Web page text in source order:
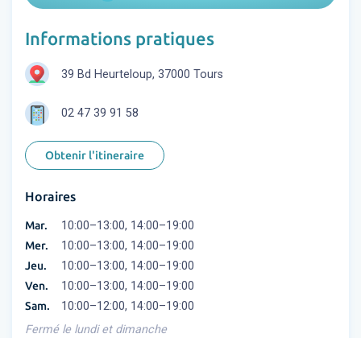
Informations pratiques
39 Bd Heurteloup, 37000 Tours
02 47 39 91 58
Obtenir l'itineraire
Horaires
Mar. 10:00–13:00, 14:00–19:00
Mer. 10:00–13:00, 14:00–19:00
Jeu. 10:00–13:00, 14:00–19:00
Ven. 10:00–13:00, 14:00–19:00
Sam.
10:00–12:00, 14:00–19:00
Fermé le lundi et dimanche